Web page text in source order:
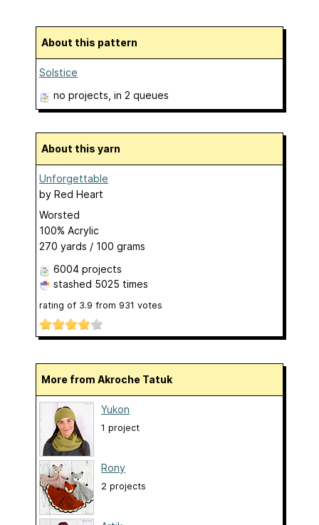
About this pattern
Solstice
no projects , in 2 queues
About this yarn
Unforgettable
by Red Heart
Worsted
100% Acrylic
270 yards / 100 grams
6004 projects
stashed 5025 times
rating of 3.9 from 931 votes
More from Akroche Tatuk
Yukon
1 project
Rony
2 projects